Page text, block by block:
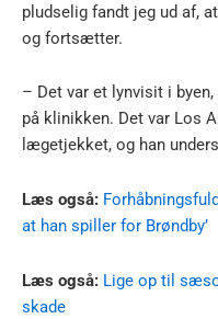
pludselig fandt jeg ud af,
og fortsætter.
– Det var et lynvisit i
på klinikken. Det var Los
lægetjekket, og han
Læs også:
at han spiller for Brøndby’
Læs også: Lige op til
skade